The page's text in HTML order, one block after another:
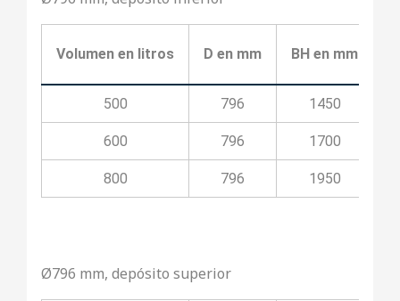
Volumen en litros D en mm BH en mm
500 796 1450
600 796 1700
800 796 1950
Ø796 mm, depósito superior